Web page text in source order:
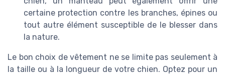
certaine protection contre les branches, épines ou
tout autre élément susceptible de le blesser dans
la nature.
Le bon choix de vêtement ne se limite pas seulement à
la taille ou à la longueur de votre chien. Optez pour un